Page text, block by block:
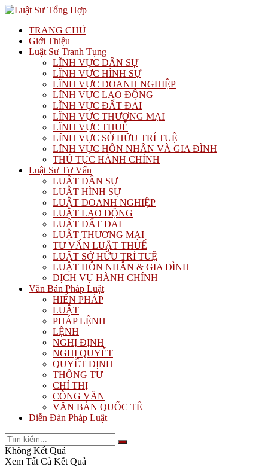
TRANG CHỦ
Giới Thiệu
Luật Sư Tranh Tụng
LĨNH VỰC DÂN SỰ
LĨNH VỰC HÌNH SỰ
LĨNH VỰC DOANH NGHIỆP
LĨNH VỰC LAO ĐỘNG
LĨNH VỰC ĐẤT ĐAI
LĨNH VỰC THƯƠNG MẠI
LĨNH VỰC THUẾ
LĨNH VỰC SỞ HỮU TRÍ TUỆ
LĨNH VỰC HÔN NHÂN VÀ GIA ĐÌNH
THỦ TỤC HÀNH CHÍNH
Luật Sư Tư Vấn
LUẬT DÂN SỰ
LUẬT HÌNH SỰ
LUẬT DOANH NGHIỆP
LUẬT LAO ĐỘNG
LUẬT ĐẤT ĐAI
LUẬT THƯƠNG MẠI
TƯ VẤN LUẬT THUẾ
LUẬT SỞ HỮU TRÍ TUỆ
LUẬT HÔN NHÂN & GIA ĐÌNH
DỊCH VỤ HÀNH CHÍNH
Văn Bản Pháp Luật
HIẾN PHÁP
LUẬT
PHÁP LỆNH
LỆNH
NGHỊ ĐỊNH
NGHỊ QUYẾT
QUYẾT ĐỊNH
THÔNG TƯ
CHỈ THỊ
CÔNG VĂN
VĂN BẢN QUỐC TẾ
Diễn Đàn Pháp Luật
Không Kết Quả
Xem Tất Cả Kết Quả